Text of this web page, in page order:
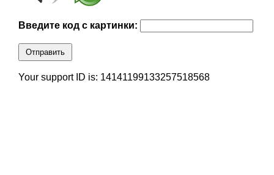
Введите код с картинки:
Отправить
Your support ID is: 14141199133257518568